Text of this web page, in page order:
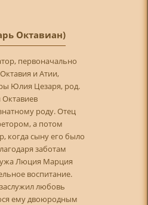
Октавиан)
первоначально
и Атии,
Юлия Цезаря, род.
Октавиев
роду. Отец
а потом
когда сыну его было
заботам
Люция Марция
воспитание.
любовь
ему двоюродным